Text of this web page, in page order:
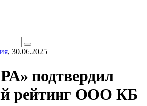
, 30.06.2025
подтвердил
рейтинг ООО КБ